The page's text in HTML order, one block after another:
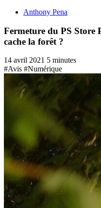
Anthony Pena
Fermeture du PS Store
cache la forêt ?
14 avril 2021 5 minutes
#Avis #Numérique